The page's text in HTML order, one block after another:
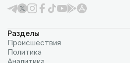
Разделы
Происшествия
Политика